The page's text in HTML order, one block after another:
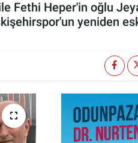
Heper'in oğlu
yeniden